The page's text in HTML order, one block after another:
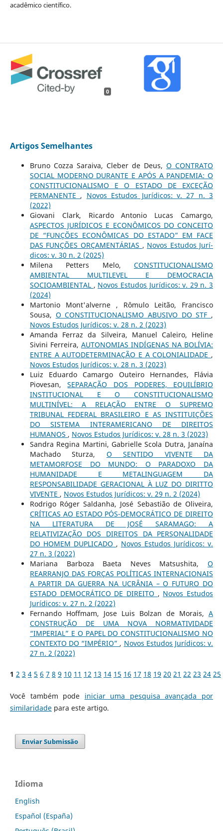
acadêmico científico.
0
Artigos Semelhantes
Bruno Cozza Saraiva, Cleber de Deus,O CONTRATO
SOCIAL MODERNO DURANTE E APÓS A PANDEMIA: O
CONSTITUCIONALISMO E O ESTADO DE EXCEÇÃO
PERMANENTE , Novos Estudos Jurí­dicos: v. 27 n. 3
(2022)
Giovani Clark, Ricardo Antonio Lucas Camargo,
ASPECTOS JURÍDICOS E ECONÔMICOS DO CONCEITO
DE “FUNÇÕES ECONÔMICAS DO ESTADO” EM FACE
DAS FUNÇÕES ORÇAMENTÁRIAS , Novos Estudos Jurí­
dicos: v. 30 n. 2 (2025)
Milena Petters Melo,CONSTITUCIONALISMO
AMBIENTAL MULTILEVEL E DEMOCRACIA
SOCIOAMBIENTAL , Novos Estudos Jurí­dicos: v. 29 n. 3
(2024)
Martonio Mont'alverne , Rômulo Leitão, Francisco
Sousa, O CONSTITUCIONALISMO ABUSIVO DO STF ,
Novos Estudos Jurí­dicos: v. 28 n. 2 (2023)
Amanda Ferraz da Silveira, Manuel Caleiro, Heline
Sivini Ferreira, AUTONOMIAS INDÍGENAS NA BOLÍVIA:
ENTRE A AUTODETERMINAÇÃO E A COLONIALIDADE ,
Novos Estudos Jurí­dicos: v. 28 n. 3 (2023)
Luiz Eduardo Camargo Outeiro Hernandes, Flávia
Piovesan,SEPARAÇÃO DOS PODERES, EQUILÍBRIO
INSTITUCIONAL E O CONSTITUCIONALISMO
MULTINÍVEL: A RELAÇÃO ENTRE O SUPREMO
TRIBUNAL FEDERAL BRASILEIRO E AS INSTITUIÇÕES
DO SISTEMA INTERAMERICANO DE DIREITOS
HUMANOS , Novos Estudos Jurí­dicos: v. 28 n. 3 (2023)
Sandra Regina Martini, Gabrielle Scola Dutra, Janaína
Machado Sturza, O SENTIDO VIVENTE DA
METAMORFOSE DO MUNDO: O PARADOXO DA
HUMANIDADE E METALINGUAGEM DA
RESPONSABILIDADE GERACIONAL À LUZ DO DIRITTO
VIVENTE , Novos Estudos Jurí­dicos: v. 29 n. 2 (2024)
Rodrigo Róger Saldanha, José Sebastião de Oliveira,
CRÍTICAS AO ESTADO PÓS-DEMOCRÁTICO DE DIREITO
NA LITERATURA DE JOSÉ SARAMAGO: A
RELATIVIZAÇÃO DOS DIREITOS DA PERSONALIDADE
DO HOMEM DUPLICADO , Novos Estudos Jurí­dicos: v.
27 n. 3 (2022)
Mariana Barboza Baeta Neves Matsushita,O
REARRANJO DAS FORÇAS POLÍTICAS INTERNACIONAIS
A PARTIR DA GUERRA NA UCRÂNIA – O FUTURO DO
ESTADO DEMOCRÁTICO DE DIREITO , Novos Estudos
Jurí­dicos: v. 27 n. 2 (2022)
Fernando Hoffmam, Jose Luis Bolzan de Morais,A
CONSTRUÇÃO DE UMA NOVA NORMATIVIDADE
“IMPERIAL” E O PAPEL DO CONSTITUCIONALISMO NO
CONTEXTO DO “IMPÉRIO” , Novos Estudos Jurí­dicos: v.
27 n. 2 (2022)
1 2 3 4 5 6 7 8 9 10 11 12 13 14 15 16 17 18 19 20 21 22 23 24 25
Você também pode iniciar uma pesquisa avançada por
similaridadepara este artigo.
Enviar Submissão
Idioma
English
Español (España)